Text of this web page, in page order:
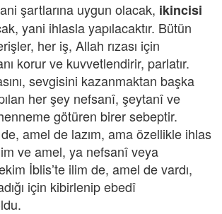
şartlarına uygun olacak, ikincisi
yani ihlasla yapılacaktır. Bütün
her iş, Allah rızası için
korur ve kuvvetlendirir, parlatır.
sevgisini kazanmaktan başka
her şey nefsanî, şeytanî ve
götüren birer sebeptir.
amel de lazım, ama özellikle ihlas
ve amel, ya nefsanî veya
İblis’te ilim de, amel de vardı,
için kibirlenip ebedî